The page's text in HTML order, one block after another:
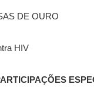
DE OURO
HIV